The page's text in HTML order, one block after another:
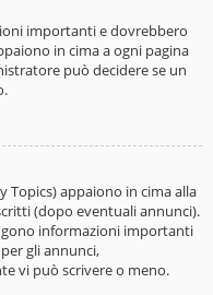
importanti e dovrebbero
in cima a ogni pagina
può decidere se un
Topics) appaiono in cima alla
(dopo eventuali annunci).
informazioni importanti
gli annunci,
vi può scrivere o meno.